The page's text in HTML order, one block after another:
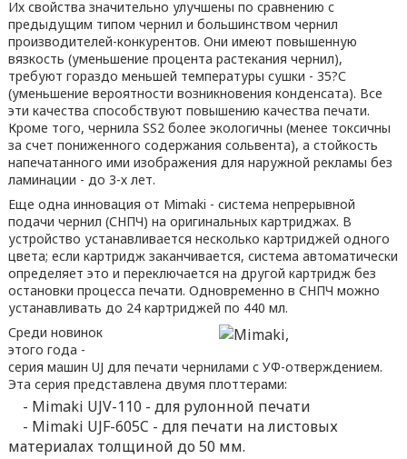
Их свойства значительно улучшены по сравнению с
предыдущим типом чернил и большинством чернил
производителей-конкурентов. Они имеют повышенную
вязкость (уменьшение процента растекания чернил),
требуют гораздо меньшей температуры сушки - 35?С
(уменьшение вероятности возникновения конденсата). Все
эти качества способствуют повышению качества печати.
Кроме того, чернила SS2 более экологичны (менее токсичны
за счет пониженного содержания сольвента), а стойкость
напечатанного ими изображения для наружной рекламы без
ламинации - до 3-х лет.
Еще одна инновация от Mimaki - система непрерывной
подачи чернил (СНПЧ) на оригинальных картриджах. В
устройство устанавливается несколько картриджей одного
цвета; если картридж заканчивается, система автоматически
определяет это и переключается на другой картридж без
остановки процесса печати. Одновременно в СНПЧ можно
устанавливать до 24 картриджей по 440 мл.
Среди новинок
этого года -
серия машин UJ для печати чернилами с УФ-отверждением.
Эта серия представлена двумя плоттерами:
- Mimaki UJV-110 - для рулонной печати
- Mimaki UJF-605C - для печати на листовых
материалах толщиной до 50 мм.